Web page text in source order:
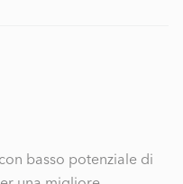
basso potenziale di